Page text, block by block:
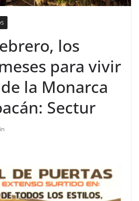
los
para vivir
la Monarca
Sectur